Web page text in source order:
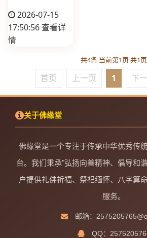
2026-07-15
17:50:56查看详
情
共4条 当前第1页 共1页
首页 上一页 1 下
关于佛缘堂
佛缘堂是一个专注于传承中华优秀传
台。我们秉承"弘扬向善精神、倡导和
户提供礼佛祈福、祭祀缅怀、八字算
服务。
邮箱：
QQ：